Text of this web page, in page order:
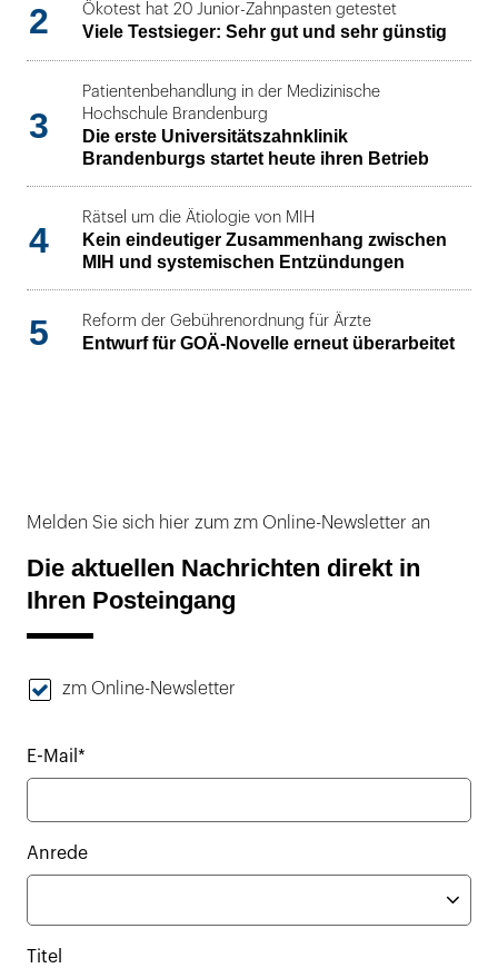
2 Ökotest hat 20 Junior-Zahnpasten getestet
Viele Testsieger: Sehr gut und sehr günstig
3
Patientenbehandlung in der Medizinische
Hochschule Brandenburg
Die erste Universitätszahnklinik
Brandenburgs startet heute ihren Betrieb
4
Rätsel um die Ätiologie von MIH
Kein eindeutiger Zusammenhang zwischen
MIH und systemischen Entzündungen
5 Reform der Gebührenordnung für Ärzte
Entwurf für GOÄ-Novelle erneut überarbeitet
Melden Sie sich hier zum zm Online-Newsletter an
Die aktuellen Nachrichten direkt in
Ihren Posteingang
zm Online-Newsletter
E-Mail*
Anrede
Titel